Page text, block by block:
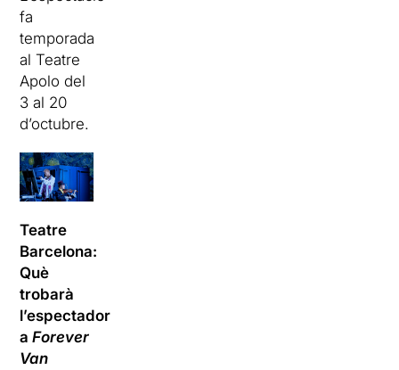
fa
temporada
al Teatre
Apolo del
3 al 20
d’octubre.
Teatre
Barcelona:
Què
trobarà
l’espectador
aForever
Van